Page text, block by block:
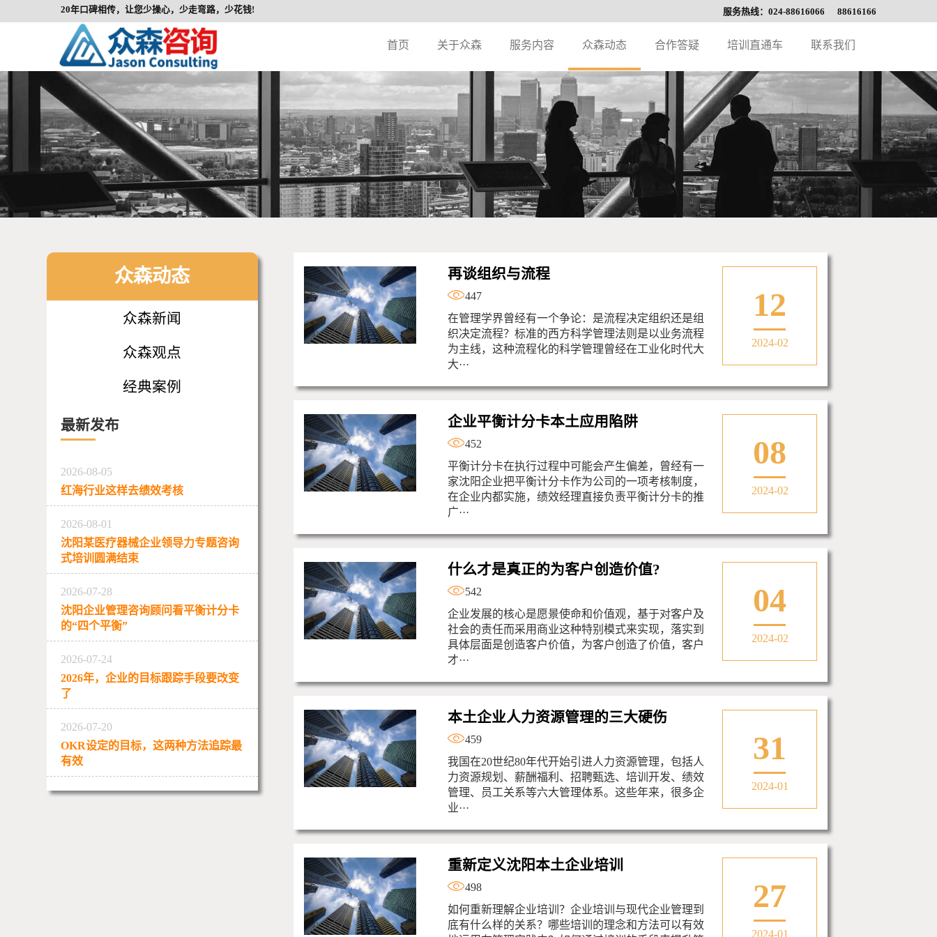
20年口碑相传，让您少操心，少走弯路，少花钱! 服务热线：024-88616066 88616166
首页 关于众森 服务内容 众森动态 合作答疑 培训直通车 联系我们
众森动态
众森新闻
众森观点
经典案例
最新发布
2026-08-05
红海行业这样去绩效考核
2026-08-01
沈阳某医疗器械企业领导力专题咨询
式培训圆满结束
2026-07-28
沈阳企业管理咨询顾问看平衡计分卡
的“四个平衡”
2026-07-24
2026年，企业的目标跟踪手段要改变
了
2026-07-20
OKR设定的目标，这两种方法追踪最
有效
再谈组织与流程
447
在管理学界曾经有一个争论：是流程决定组织还是组
织决定流程？标准的西方科学管理法则是以业务流程
为主线，这种流程化的科学管理曾经在工业化时代大
大···
12
2024-02
企业平衡计分卡本土应用陷阱
452
平衡计分卡在执行过程中可能会产生偏差，曾经有一
家沈阳企业把平衡计分卡作为公司的一项考核制度，
在企业内都实施，绩效经理直接负责平衡计分卡的推
广···
08
2024-02
什么才是真正的为客户创造价值?
542
企业发展的核心是愿景使命和价值观，基于对客户及
社会的责任而采用商业这种特别模式来实现，落实到
具体层面是创造客户价值，为客户创造了价值，客户
才···
04
2024-02
本土企业人力资源管理的三大硬伤
459
我国在20世纪80年代开始引进人力资源管理，包括人
力资源规划、薪酬福利、招聘甄选、培训开发、绩效
管理、员工关系等六大管理体系。这些年来，很多企
业···
31
2024-01
重新定义沈阳本土企业培训
498
如何重新理解企业培训？企业培训与现代企业管理到
底有什么样的关系？哪些培训的理念和方法可以有效
27
2024-01